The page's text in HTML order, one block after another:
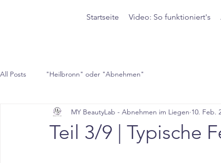
Startseite Video: So funktioniert's
All Posts "Heilbronn" oder "Abnehmen"
Teil 3/9 | Typische
MY BeautyLab - Abnehmen im Liegen 10. Feb.